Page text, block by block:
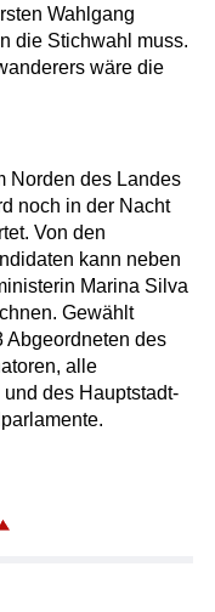
Wahlgang
die Stichwahl muss.
wäre die
Norden des Landes
noch in der Nacht
Von den
kann neben
Marina Silva
Gewählt
Abgeordneten des
alle
des Hauptstadt-